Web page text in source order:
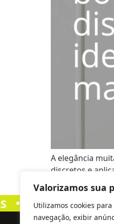
Valorizamos sua
Utilizamos cookies
navegação, exibir
A elegância
discretos e
transmitem
2026 -